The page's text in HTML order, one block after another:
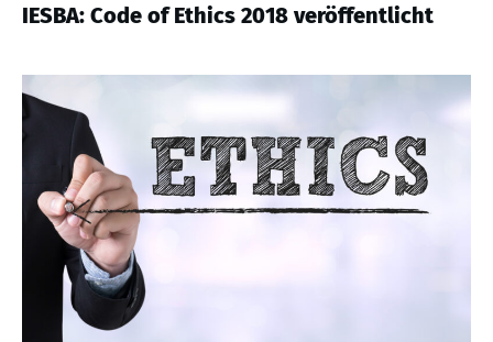
IESBA: Code of Ethics 2018 veröffentlicht